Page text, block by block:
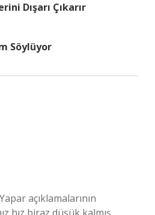
Dışarı Çıkarır
Söylüyor
açıklamalarının